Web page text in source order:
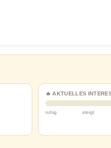
🔥 AKTUELLES
ruhig steigt